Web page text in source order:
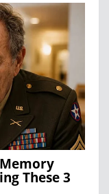
These 3